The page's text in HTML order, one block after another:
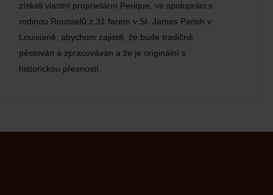
získali vlastní proprietární Perique, ve spolupráci s
rodinou Rousselů z 31 farem v St. James Parish v
Louisianě, abychom zajistili, že bude tradičně
pěstován a zpracováván a že je originální s
historickou přesností.